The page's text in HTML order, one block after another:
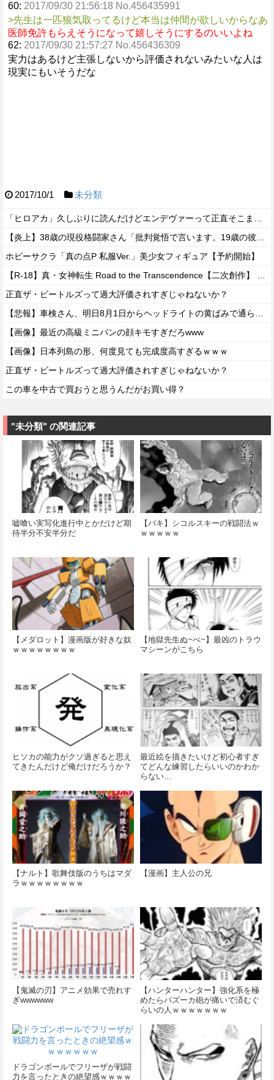
60: 2017/09/30 21:56:18 No.456435991
>先生は一匹狼気取ってるけど本当は仲間が欲しいからなあ
医師免許もらえそうになって嬉しそうにするのいいよね
62: 2017/09/30 21:57:27 No.456436309
実力はあるけど主張しないから評価されないみたいな人は
現実にもいそうだな
2017/10/1 未分類
ホビーサクラ「真の点P 私服Ver.」美少女フィギュア【予約開始】
正直ザ・ビートルズって過大評価されすぎじゃねないか？
【画像】最近の高級ミニバンの顔キモすぎだろwww
【画像】日本列島の形、何度見ても完成度高すぎるｗｗｗ
正直ザ・ビートルズって過大評価されすぎじゃねないか？
この車を中古で買おうと思うんだがお買い得？
"未分類" の関連記事
嘘喰い実写化進行中とかだけど期
待半分不安半分だ
【バキ】シコルスキーの戦闘法ｗ
ｗｗｗｗｗ
【メダロット】漫画版が好きな奴
ｗｗｗｗｗｗｗｗ
【地獄先生ぬ~べ~】最凶のトラウ
マシーンがこちら
ヒソカの能力がクソ過ぎると思え
てきたんだけど俺だけだろうか？
最近絵を描きたいけど初心者すぎ
てどんな練習したらいいのかわか
らない…
【ナルト】歌舞伎版のうちはマダ
ラｗｗｗｗｗｗｗｗ
【漫画】主人公の兄
【鬼滅の刃】アニメ効果で売れす
ぎwwwwww
【ハンターハンター】強化系を極
めたらバズーカ砲が痛いで済むぐ
らいの人ｗｗｗｗｗｗｗ
ドラゴンボールでフリーザが戦闘
力を言ったときの絶望感ｗｗｗｗ